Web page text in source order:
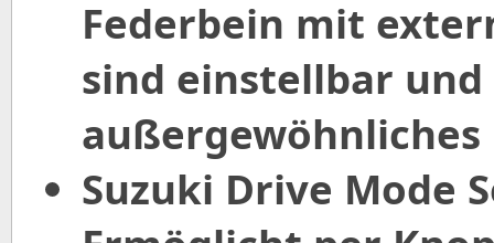
Federbein mit
sind einstellbar
Suzuki Drive Mode